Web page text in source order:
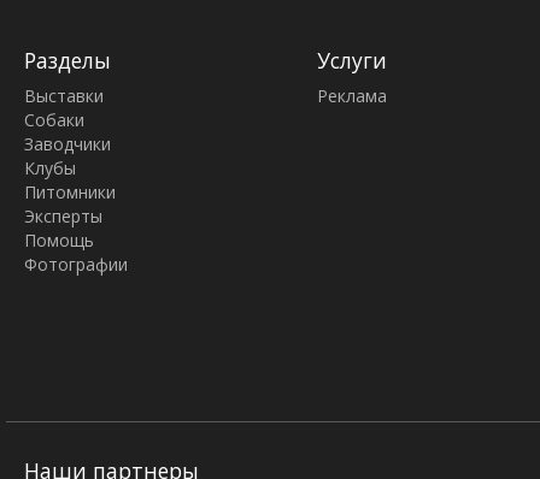
Разделы
Выставки
Собаки
Заводчики
Клубы
Питомники
Эксперты
Помощь
Фотографии
Услуги
Реклама
Наши партнеры